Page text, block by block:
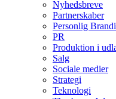
Nyhedsbreve
Partnerskaber
Personlig
PR
Produktion i
Salg
Sociale medier
Strategi
Teknologi